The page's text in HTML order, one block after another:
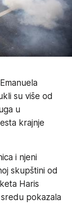
su više od
u
krajnje
i njeni
skupštini od
Haris
pokazala